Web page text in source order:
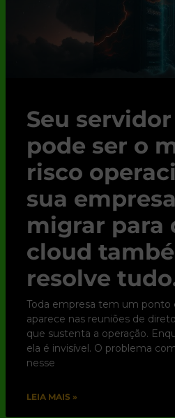
Seu
pode ser o
risco
sua
migrar para
cloud
resolve
Toda empresa tem um ponto
aparece nas reuniões de
que sustenta a operação.
ela é invisível. O problema
nesse
LEIA MAIS »